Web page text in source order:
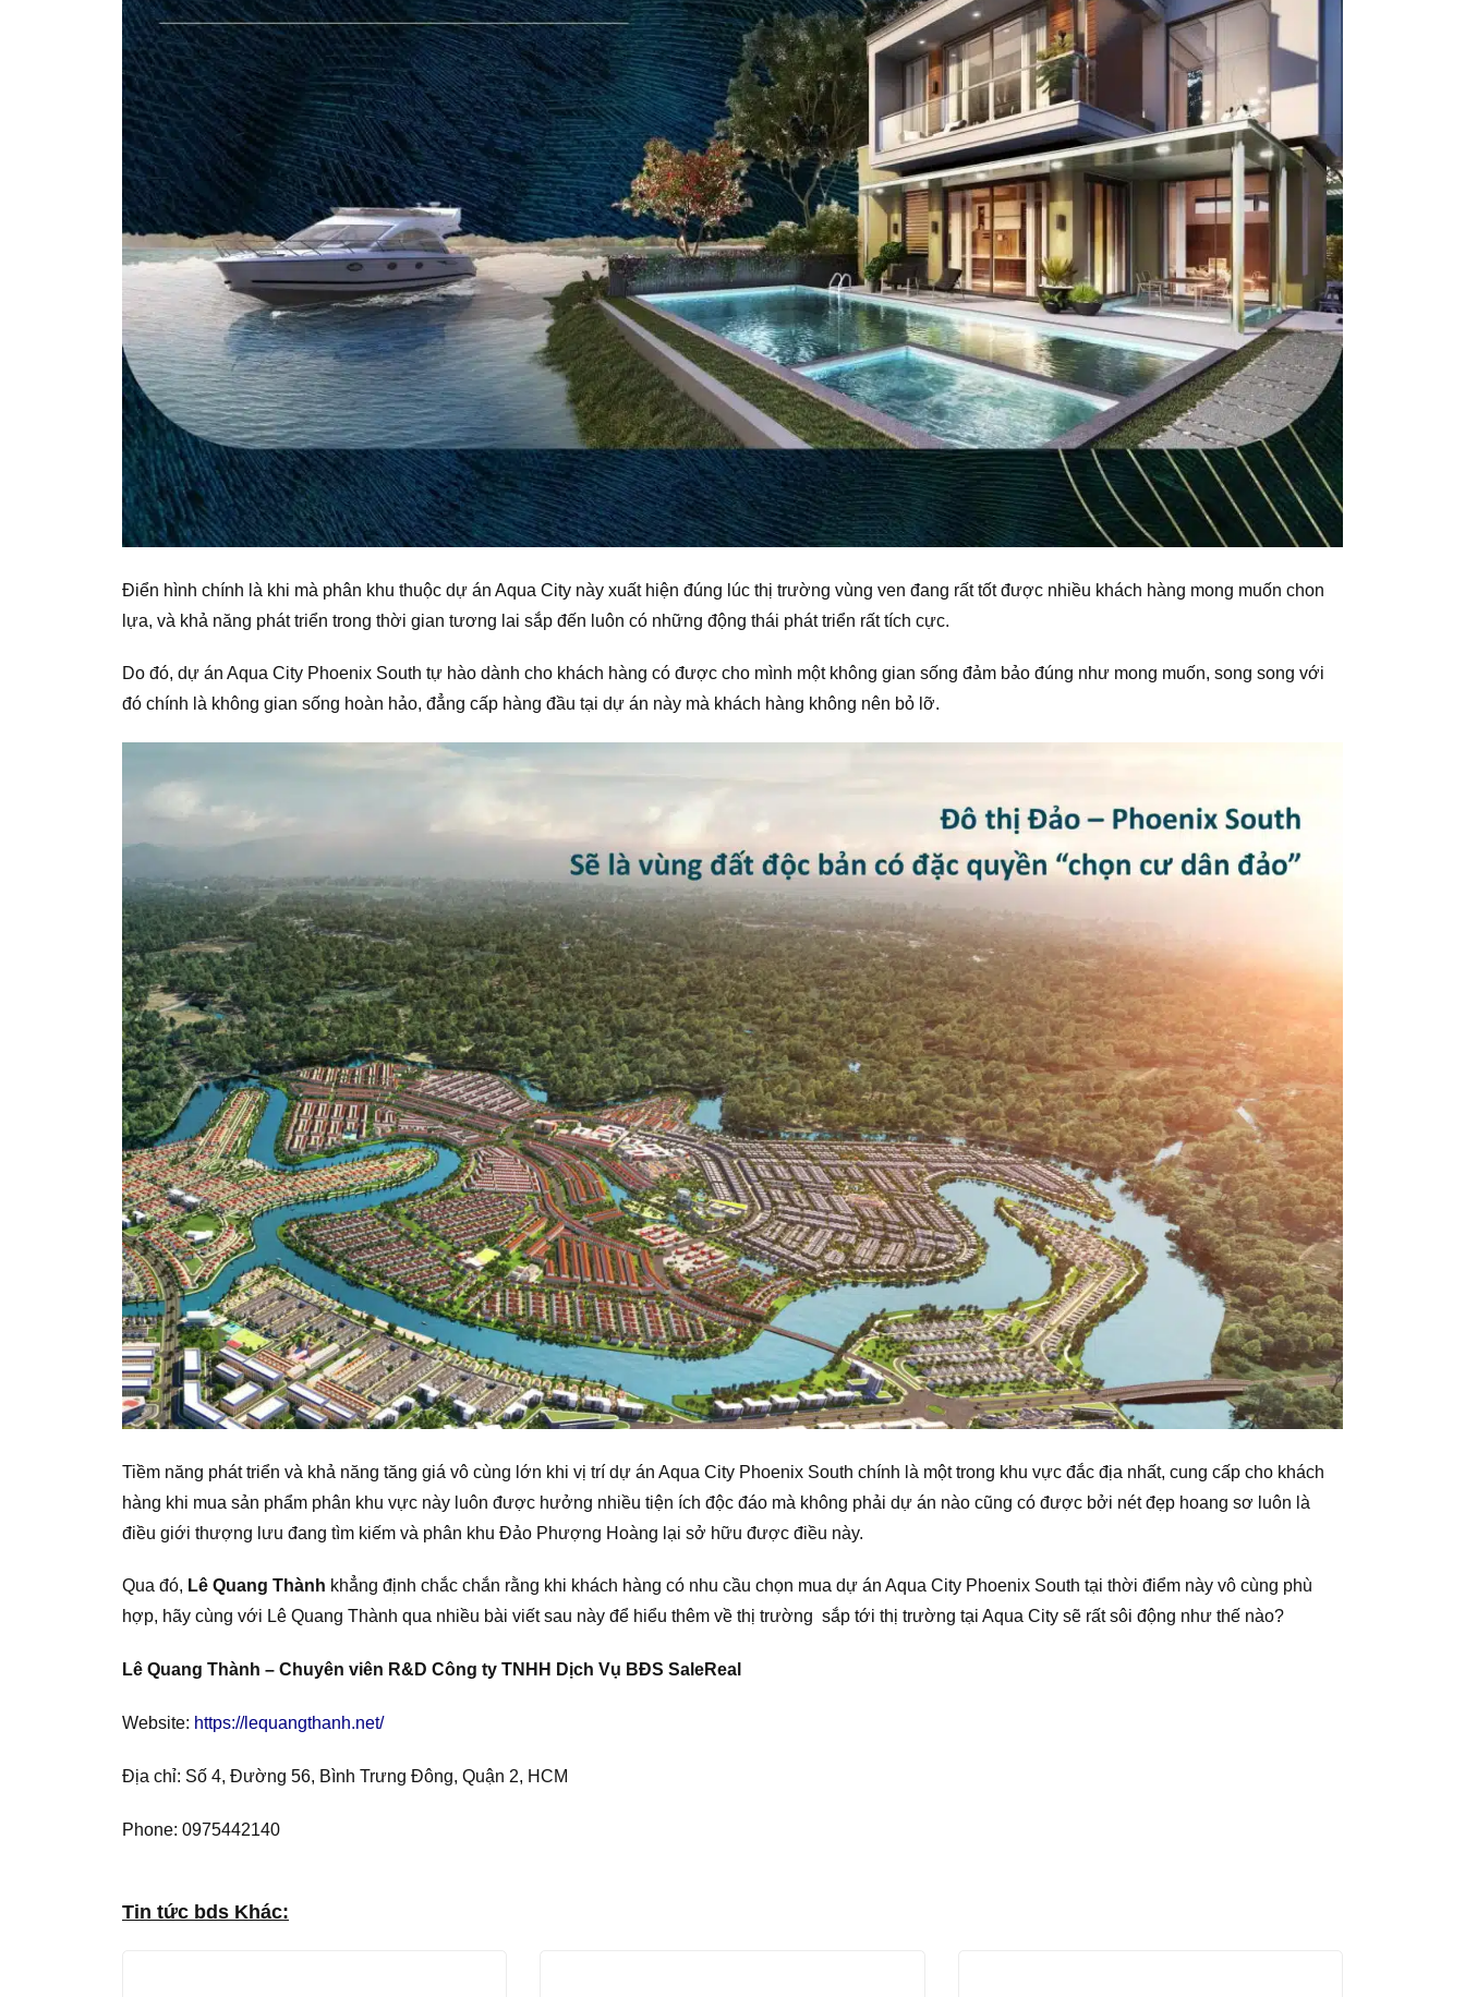
Điển hình chính là khi mà phân khu thuộc dự án Aqua City này xuất hiện đúng lúc thị trường vùng ven đang rất tốt được nhiều khách hàng mong muốn chon
lựa, và khả năng phát triển trong thời gian tương lai sắp đến luôn có những động thái phát triển rất tích cực.
Do đó, dự án Aqua City Phoenix South tự hào dành cho khách hàng có được cho mình một không gian sống đảm bảo đúng như mong muốn, song song với
đó chính là không gian sống hoàn hảo, đẳng cấp hàng đầu tại dự án này mà khách hàng không nên bỏ lỡ.
Tiềm năng phát triển và khả năng tăng giá vô cùng lớn khi vị trí dự án Aqua City Phoenix South chính là một trong khu vực đắc địa nhất, cung cấp cho khách
hàng khi mua sản phẩm phân khu vực này luôn được hưởng nhiều tiện ích độc đáo mà không phải dự án nào cũng có được bởi nét đẹp hoang sơ luôn là
điều giới thượng lưu đang tìm kiếm và phân khu Đảo Phượng Hoàng lại sở hữu được điều này.
Qua đó, Lê Quang Thành khẳng định chắc chắn rằng khi khách hàng có nhu cầu chọn mua dự án Aqua City Phoenix South tại thời điểm này vô cùng phù
hợp, hãy cùng với Lê Quang Thành qua nhiều bài viết sau này để hiểu thêm về thị trường sắp tới thị trường tại Aqua City sẽ rất sôi động như thế nào?
Lê Quang Thành – Chuyên viên R&D Công ty TNHH Dịch Vụ BĐS SaleReal
Website: https://lequangthanh.net/
Địa chỉ: Số 4, Đường 56, Bình Trưng Đông, Quận 2, HCM
Phone: 0975442140
Tin tức bds Khác: